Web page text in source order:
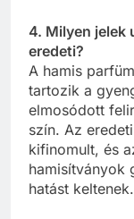
4. Milyen jelek
eredeti?
A hamis
tartozik a
elmosódott
szín. Az
kifinomult, és
hamisítványok
hatást keltenek.